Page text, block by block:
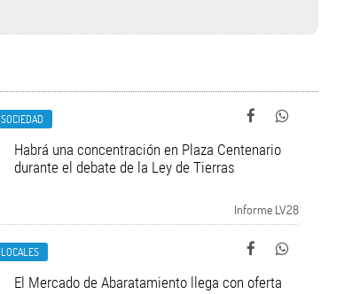
SOCIEDAD
Habrá una concentración en Plaza Centenario
durante el debate de la Ley de Tierras
Informe LV28
LOCALES
El Mercado de Abaratamiento llega con oferta